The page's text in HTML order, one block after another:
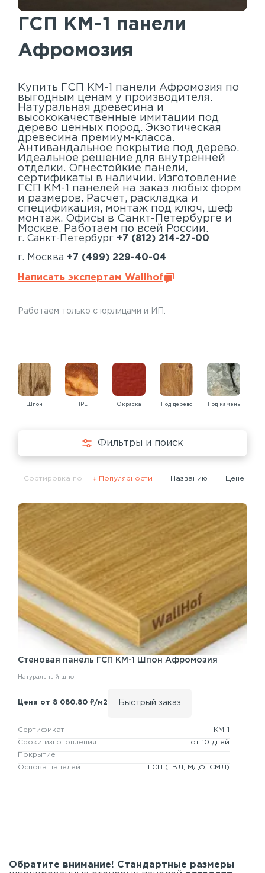
Акустические панели
Реечный потолок
Индивидуальные решения
ГСП КМ-1 панели
Афромозия
Купить ГСП КМ-1 панели Афромозия по
выгодным ценам у производителя.
Натуральная древесина и
высококачественные имитации под
дерево ценных пород. Экзотическая
древесина премиум-класса.
Антивандальное покрытие под дерево.
Идеальное решение для внутренней
отделки. Огнестойкие панели,
сертификаты в наличии. Изготовление
ГСП КМ-1 панелей на заказ любых форм
и размеров. Расчет, раскладка и
спецификация, монтаж под ключ, шеф
монтаж. Офисы в Санкт-Петербурге и
Москве. Работаем по всей России.
г. Санкт-Петербург +7 (812) 214-27-00
г. Москва +7 (499) 229-40-04
Написать экспертам Wallhof
Работаем только с юрлицами и ИП.
Шпон HPL Окраска Под дерево Под камень
Фильтры и поиск
Сортировка по: Популярности Названию Цене
Стеновая панель ГСП КМ-1 Шпон Афромозия
Натуральный шпон
Цена от 8 080.80 ₽/м2 Быстрый заказ
Сертификат
КМ-1
Сроки изготовления
от 10 дней
Покрытие
Основа панелей
ГСП (ГВЛ, МДФ, СМЛ)
Обратите внимание! Стандартные размеры